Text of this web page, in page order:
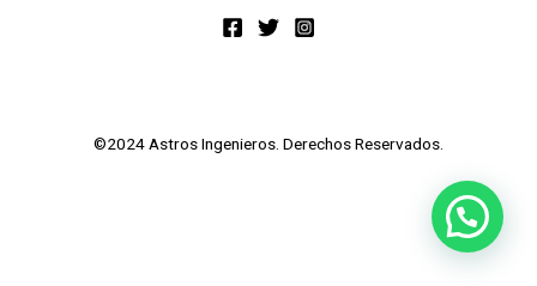
©2024 Astros Ingenieros. Derechos Reservados.